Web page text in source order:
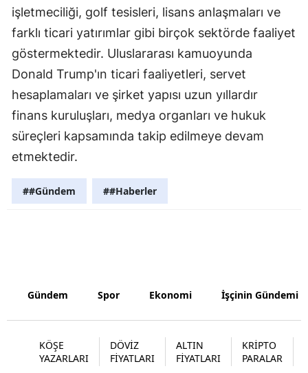
Bartın
Ardahan
Yalova
Karabük
işletmeciliği, golf tesisleri, lisans anlaşmaları ve
farklı ticari yatırımlar gibi birçok sektörde faaliyet
göstermektedir. Uluslararası kamuoyunda
Donald Trump'ın ticari faaliyetleri, servet
hesaplamaları ve şirket yapısı uzun yıllardır
finans kuruluşları, medya organları ve hukuk
süreçleri kapsamında takip edilmeye devam
etmektedir.
##Gündem ##Haberler
Gündem Spor Ekonomi İşçinin Gündemi
KÖŞE
YAZARLARI
DÖVİZ
FİYATLARI
ALTIN
FİYATLARI
KRİPTO
PARALAR